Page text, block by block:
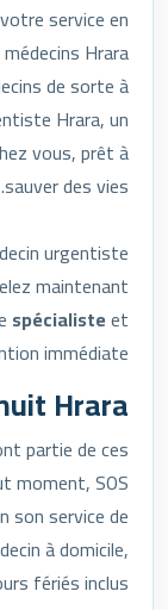
service en
Hrara
de sorte à
Hrara, un
vous, prêt à
sauver des vies.
urgentiste
maintenant
spécialisteet
immédiate.
Hrara
partie de ces
moment, SOS
son service de
à domicile,
fériés inclus.